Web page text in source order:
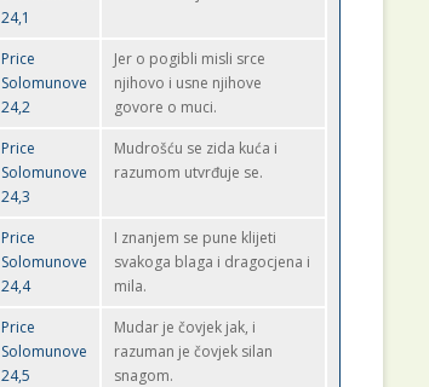
24,1
Price
Solomunove
24,2
Jer o pogibli misli srce
njihovo i usne njihove
govore o muci.
Price
Solomunove
24,3
Mudrošću se zida kuća i
razumom utvrđuje se.
Price
Solomunove
24,4
I znanjem se pune klijeti
svakoga blaga i dragocjena i
mila.
Price
Solomunove
24,5
Mudar je čovjek jak, i
razuman je čovjek silan
snagom.